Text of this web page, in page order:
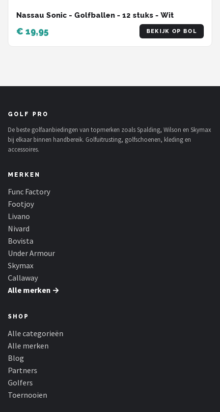
Nassau Sonic - Golfballen - 12 stuks - Wit
€ 19,95 BEKIJK OP BOL
GOLF PRO
De beste golfaanbiedingen van topmerken zoals Spalding, Wilson en Skymax
bij elkaar binnen handbereik. Golfuitrusting, golfschoenen, kleding en
accessoires.
MERKEN
Func Factory
Footjoy
Livano
Nivard
Bovista
Under Armour
Skymax
Callaway
Alle merken →
SHOP
Alle categorieën
Alle merken
Blog
Partners
Golfers
Toernooien